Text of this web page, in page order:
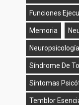
Funciones
Memoria
Neuropsicología
Síndrome De
Síntomas
Temblor